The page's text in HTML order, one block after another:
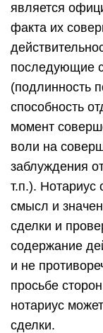
является
факта их
последующие
(подлинность
способность
момент
воли на
заблуждения
т.п.). Нотариус
смысл и
сделки и
содержание
и не
просьбе
нотариус
сделки.